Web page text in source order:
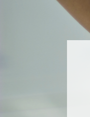
Aller au contenu principal